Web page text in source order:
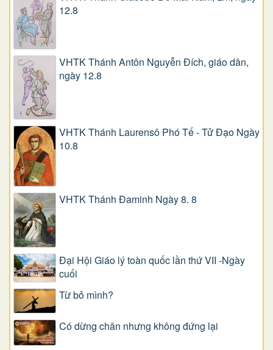
12.8
VHTK Thánh Antôn Nguyễn Ðích, giáo dân,
ngày 12.8
VHTK Thánh Laurensô Phó Tế - Tử Đạo Ngày
10.8
VHTK Thánh Đaminh Ngày 8. 8
Đại Hội Giáo lý toàn quốc lần thứ VII -Ngày
cuối
Từ bỏ mình?
Có dừng chân nhưng không đứng lại